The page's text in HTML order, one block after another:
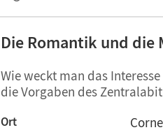
Die Romantik und die
Wie weckt man das
die Vorgaben des
Ort